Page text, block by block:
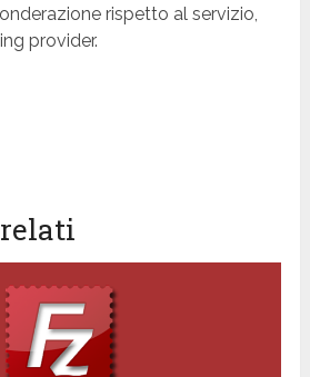
rispetto al servizio,
provider.